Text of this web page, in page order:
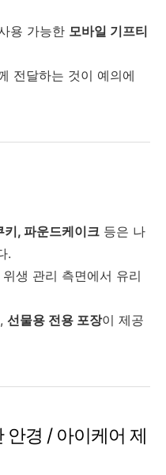
용 가능한 모바일 기프티
전달하는 것이 예의에
키, 파운드케이크 등은 나
.
생 관리 측면에서 유리
선물용 전용 포장이 제공
경 / 아이케어 제